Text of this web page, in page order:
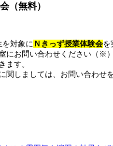
（無料）
を対象に Ｎきっず授業体験会を
にお問い合わせください（※）
ます。
しましては、お問い合わせ